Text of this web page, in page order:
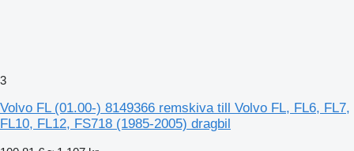
3
Volvo FL (01.00-) 8149366 remskiva till Volvo FL, FL6, FL7,
FL10, FL12, FS718 (1985-2005) dragbil